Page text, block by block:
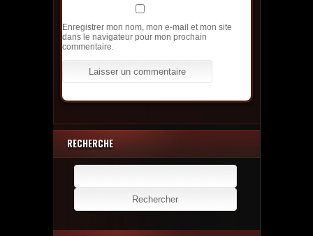
Enregistrer mon nom, mon e-mail et mon site
dans le navigateur pour mon prochain
commentaire.
RECHERCHE
Rechercher :